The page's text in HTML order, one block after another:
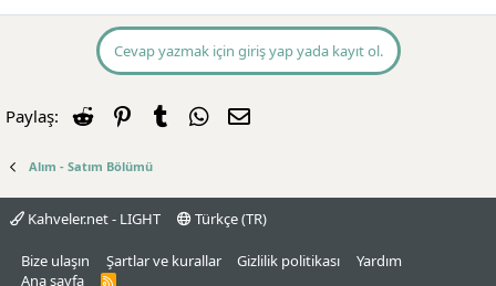
Cevap yazmak için giriş yap yada kayıt ol.
Paylaş: Reddit PinterestTumblrWhatsApp
Alım - Satım Bölümü
Kahveler.net - LIGHT Türkçe (TR)
Bize ulaşın Şartlar ve kurallar Gizlilik politikası
Yardım
Ana sayfa
R